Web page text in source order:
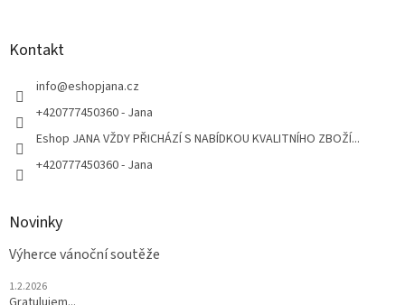
Kontakt
info@eshopjana.cz
+420777450360 - Jana
Eshop JANA VŽDY PŘICHÁZÍ S NABÍDKOU KVALITNÍHO ZBOŽÍ...
+420777450360 - Jana
Novinky
Výherce vánoční soutěže
1.2.2026